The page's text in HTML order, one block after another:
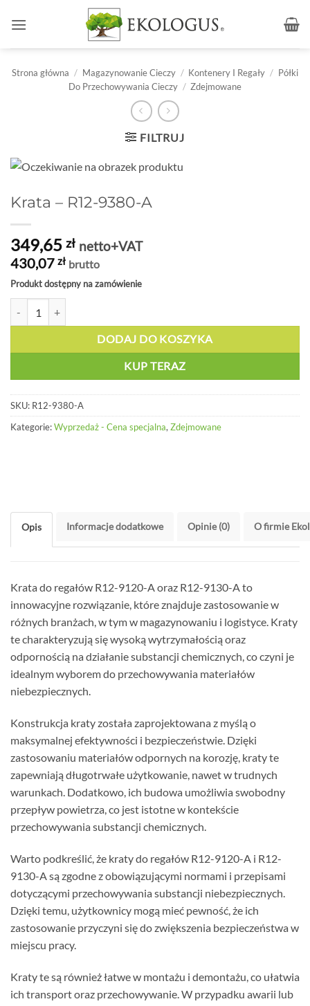
Strona główna / Magazynowanie Cieczy / Kontenery I Regały / Półki
Do Przechowywania Cieczy / Zdejmowane
FILTRUJ
Krata – R12-9380-A
349,65 zł netto+VAT
430,07 zł brutto
Produkt dostępny na zamówienie
DODAJ DO KOSZYKA
KUP TERAZ
SKU: R12-9380-A
Kategorie:Wyprzedaż - Cena specjalna, Zdejmowane
Opis Informacje dodatkowe Opinie (0) O firmie
Krata do regałów R12-9120-A oraz R12-9130-A to
innowacyjne rozwiązanie, które znajduje zastosowanie w
różnych branżach, w tym w magazynowaniu i logistyce. Kraty
te charakteryzują się wysoką wytrzymałością oraz
odpornością na działanie substancji chemicznych, co czyni je
idealnym wyborem do przechowywania materiałów
niebezpiecznych.
Konstrukcja kraty została zaprojektowana z myślą o
maksymalnej efektywności i bezpieczeństwie. Dzięki
zastosowaniu materiałów odpornych na korozję, kraty te
zapewniają długotrwałe użytkowanie, nawet w trudnych
warunkach. Dodatkowo, ich budowa umożliwia swobodny
przepływ powietrza, co jest istotne w kontekście
przechowywania substancji chemicznych.
Warto podkreślić, że kraty do regałów R12-9120-A i R12-
9130-A są zgodne z obowiązującymi normami i przepisami
dotyczącymi przechowywania substancji niebezpiecznych.
Dzięki temu, użytkownicy mogą mieć pewność, że ich
zastosowanie przyczyni się do zwiększenia bezpieczeństwa w
miejscu pracy.
Kraty te są również łatwe w montażu i demontażu, co ułatwia
ich transport oraz przechowywanie. W przypadku awarii lub